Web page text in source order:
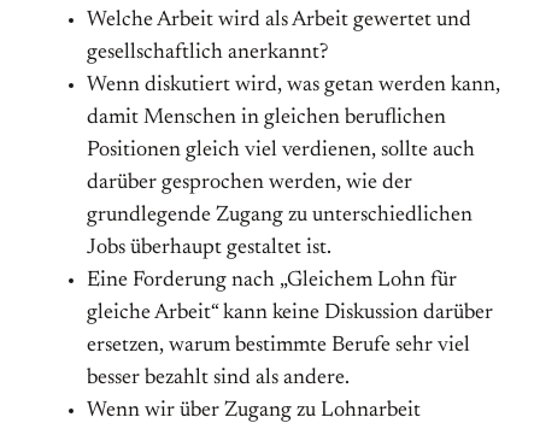
Welche Arbeit wird als Arbeit gewertet und
gesellschaftlich anerkannt?
Wenn diskutiert wird, was getan werden kann,
damit Menschen in gleichen beruflichen
Positionen gleich viel verdienen, sollte auch
darüber gesprochen werden, wie der
grundlegende Zugang zu unterschiedlichen
Jobs überhaupt gestaltet ist.
Eine Forderung nach „Gleichem Lohn für
gleiche Arbeit“ kann keine Diskussion darüber
ersetzen, warum bestimmte Berufe sehr viel
besser bezahlt sind als andere.
Wenn wir über Zugang zu Lohnarbeit